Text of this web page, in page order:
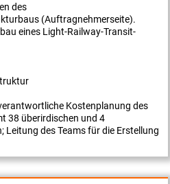
des
(Auftragnehmerseite).
eines Light-Railway-Transit-
Kostenplanung des
38 überirdischen und 4
Leitung des Teams für die Erstellung